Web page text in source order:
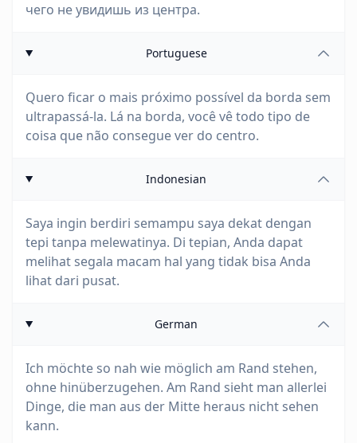
чего не увидишь из центра.
Portuguese
Quero ficar o mais próximo possível da borda sem
ultrapassá-la. Lá na borda, você vê todo tipo de
coisa que não consegue ver do centro.
Indonesian
Saya ingin berdiri semampu saya dekat dengan
tepi tanpa melewatinya. Di tepian, Anda dapat
melihat segala macam hal yang tidak bisa Anda
lihat dari pusat.
German
Ich möchte so nah wie möglich am Rand stehen,
ohne hinüberzugehen. Am Rand sieht man allerlei
Dinge, die man aus der Mitte heraus nicht sehen
kann.